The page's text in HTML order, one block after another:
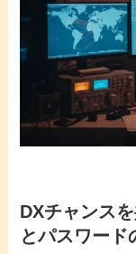
DXチャンス
とパスワード